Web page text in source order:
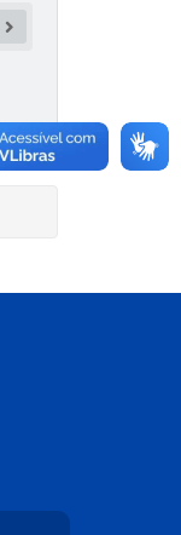
MEIO AMBIENTE